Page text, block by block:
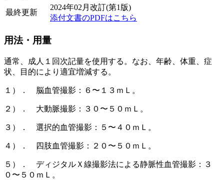
最終更新
2024年02月改訂(第1版)
添付文書のPDFはこちら
用法・用量
通常、成人１回次記量を使用する。なお、年齢、体重、症
状、目的により適宜増減する。
１）． 脳血管撮影：６〜１３ｍＬ。
２）． 大動脈撮影：３０〜５０ｍＬ。
３）． 選択的血管撮影：５〜４０ｍＬ。
４）． 四肢血管撮影：２０〜５０ｍＬ。
５）． ディジタルＸ線撮影法による静脈性血管撮影：３
０〜５０ｍＬ。